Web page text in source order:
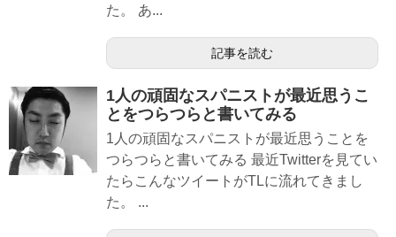
た。 あ...
記事を読む
1人の頑固なスパニストが最近思うこ
とをつらつらと書いてみる
1人の頑固なスパニストが最近思うことを
つらつらと書いてみる 最近Twitterを見てい
たらこんなツイートがTLに流れてきまし
た。 ...